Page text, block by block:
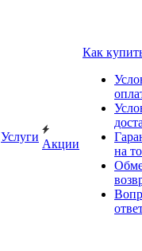
Услуги
Акции
Как
на